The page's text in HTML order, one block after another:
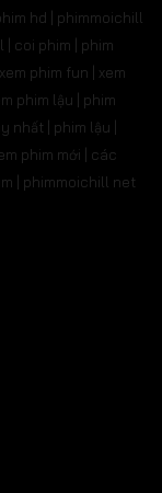
hd | phimmoichill
| coi phim | phim
phim fun | xem
phim lậu | phim
nhất | phim lậu |
phim mới | các
| phimmoichill net